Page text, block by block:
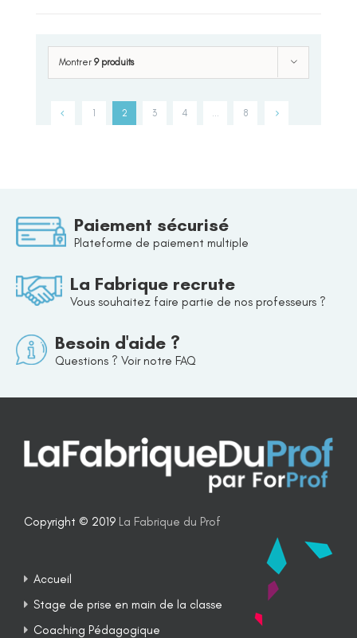
Montrer 9 produits
1 2 3 4 8
Paiement sécurisé
Plateforme de paiement multiple
La Fabrique recrute
Vous souhaitez faire partie de nos professeurs ?
Besoin d'aide ?
Questions ? Voir notre FAQ
Copyright © 2019 La Fabrique du Prof
Accueil
Stage de prise en main de la classe
Coaching Pédagogique